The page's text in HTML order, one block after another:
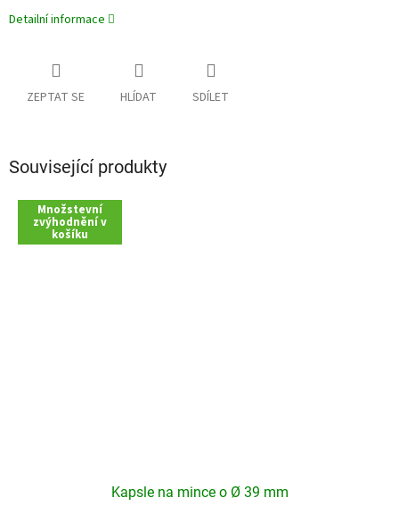
Detailní informace
ZEPTAT SE HLÍDAT SDÍLET
Související produkty
Množstevní
zvýhodnění v
košíku
Kapsle na mince o Ø 39 mm